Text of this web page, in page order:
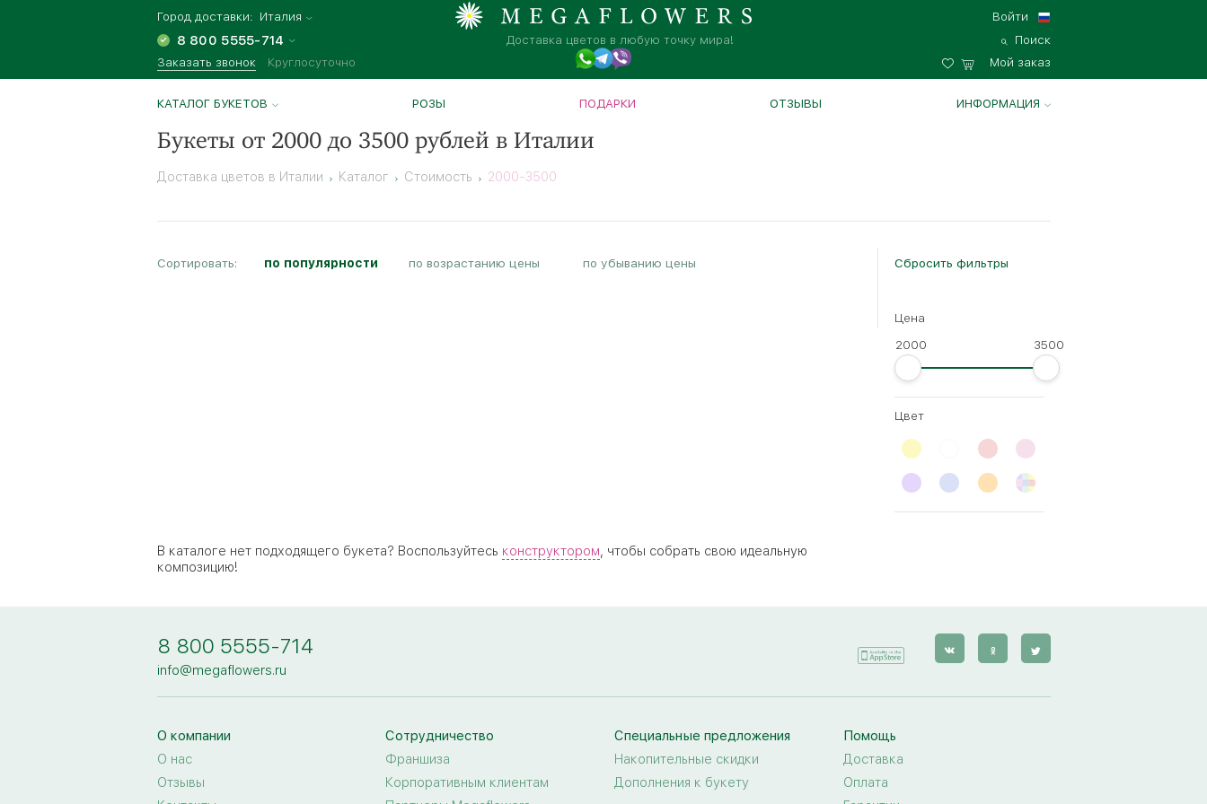
Город доставки: Италия
8 800 5555-714
Заказать звонок Круглосуточно
Доставка цветов в любую точку мира!
Войти
Поиск
Мой заказ
КАТАЛОГ БУКЕТОВ РОЗЫ ПОДАРКИ ОТЗЫВЫ ИНФОРМАЦИЯ
Букеты от 2000 до 3500 рублей в Италии
Доставка цветов в Италии Каталог Стоимость 2000-3500
Сортировать: по популярности по возрастанию цены по убыванию цены Сбросить фильтры
Цена
2000
3500
Цвет
В каталоге нет подходящего букета? Воспользуйтесь конструктором, чтобы собрать свою идеальную
композицию!
8 800 5555-714
info@megaflowers.ru
О компании
О нас
Отзывы
Сотрудничество
Франшиза
Корпоративным клиентам
Специальные предложения
Накопительные скидки
Дополнения к букету
Помощь
Доставка
Оплата